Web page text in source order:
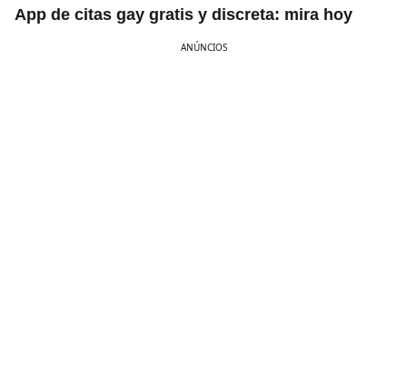
App de citas gay gratis y discreta: mira hoy
ANÚNCIOS